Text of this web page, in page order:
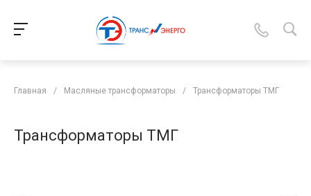
Главная / Масляные трансформаторы / Трансформаторы ТМГ
Трансформаторы ТМГ